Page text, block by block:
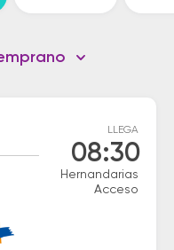
LLEGA
08:30
Hernandarias
Acceso